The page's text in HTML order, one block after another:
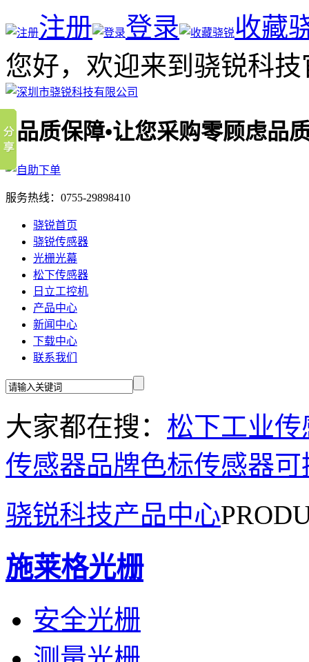
注册 登录
收藏
您好，欢迎来到骁锐科
品
服务热线： 0755-29898410
骁锐首页
骁锐传感器
光栅光幕
松下传感器
日立工控机
产品中心
新闻中心
下载中心
联系我们
大家都在搜： 松下工业传
传感器品牌色标传感器可
骁锐科技产品中心
施莱格光栅
安全光栅